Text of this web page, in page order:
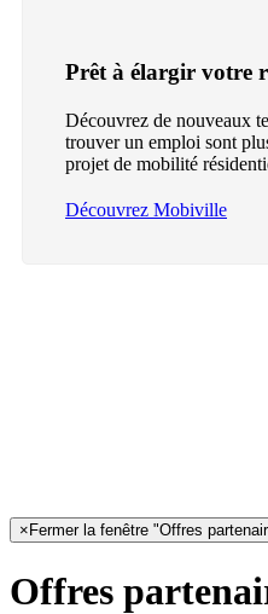
Prêt à élargir votre
Découvrez de nouveaux
trouver un emploi sont
projet de mobilité
Découvrez Mobiville
× Fermer la fenêtre "Offres
Offres